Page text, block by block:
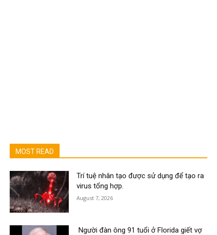
MOST READ
Trí tuệ nhân tạo được sử dụng để tạo ra
virus tổng hợp.
August 7, 2026
Người đàn ông 91 tuổi ở Florida giết vợ